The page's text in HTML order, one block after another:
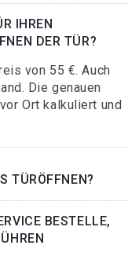
IHREN
DER TÜR?
von 55 €. Auch
Die genauen
Ort kalkuliert und
TÜRÖFFNEN?
BESTELLE,